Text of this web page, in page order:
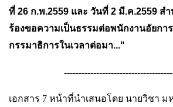
ที่ 26 ก.พ.2559 และ วันที่ 2 มี.ค.2559 ส
ร้องขอความเป็นธรรมต่อพนักงานอัยกา
กรรมาธิการในเวลาต่อมา..."
เอกสาร 7 หน้าที่นำเสนอโดย นายวิชา